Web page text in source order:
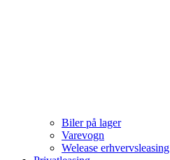
Biler på lager
Varevogn
Welease erhvervsleasing